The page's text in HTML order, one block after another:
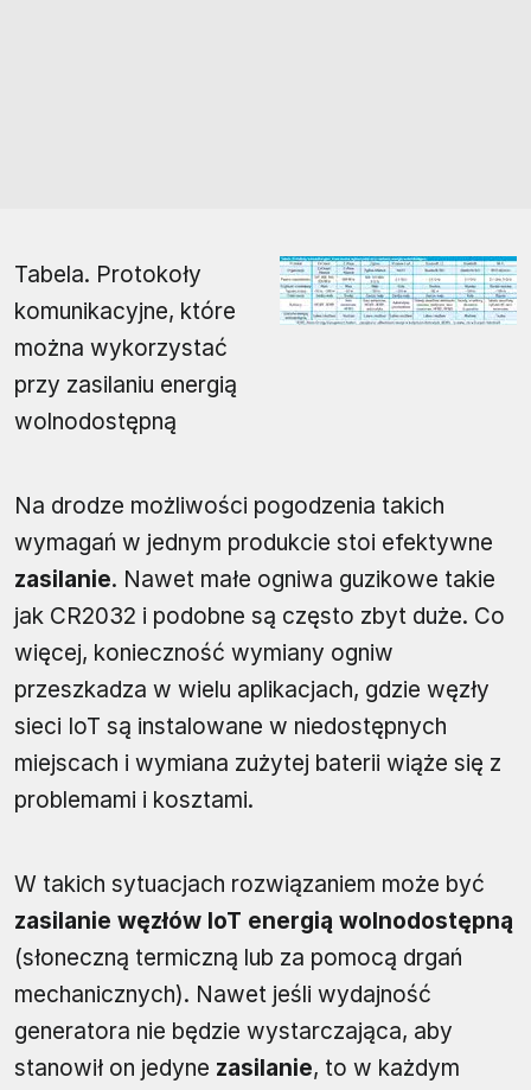
Tabela. Protokoły
komunikacyjne, które
można wykorzystać
przy zasilaniu energią
wolnodostępną
Na drodze możliwości pogodzenia takich
wymagań w jednym produkcie stoi efektywne
zasilanie. Nawet małe ogniwa guzikowe takie
jak CR2032 i podobne są często zbyt duże. Co
więcej, konieczność wymiany ogniw
przeszkadza w wielu aplikacjach, gdzie węzły
sieci IoT są instalowane w niedostępnych
miejscach i wymiana zużytej baterii wiąże się z
problemami i kosztami.
W takich sytuacjach rozwiązaniem może być
zasilanie węzłów IoT energią wolnodostępną
(słoneczną termiczną lub za pomocą drgań
mechanicznych). Nawet jeśli wydajność
generatora nie będzie wystarczająca, aby
stanowił on jedyne zasilanie, to w każdym